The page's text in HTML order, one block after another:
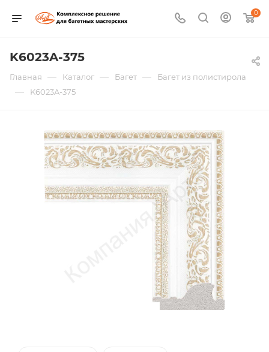
0
K6023A-375
Главная — Каталог — Багет — Багет из полистирола
— K6023A-375